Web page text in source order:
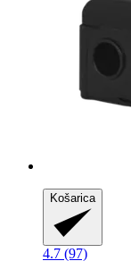
Košarica
4.7 (97)